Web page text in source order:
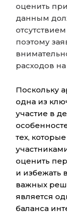
оценить
данным
поэтому
расходов
Поскольку
одна из
участие в
тех,
оценить
и избежать
важных
является
баланса